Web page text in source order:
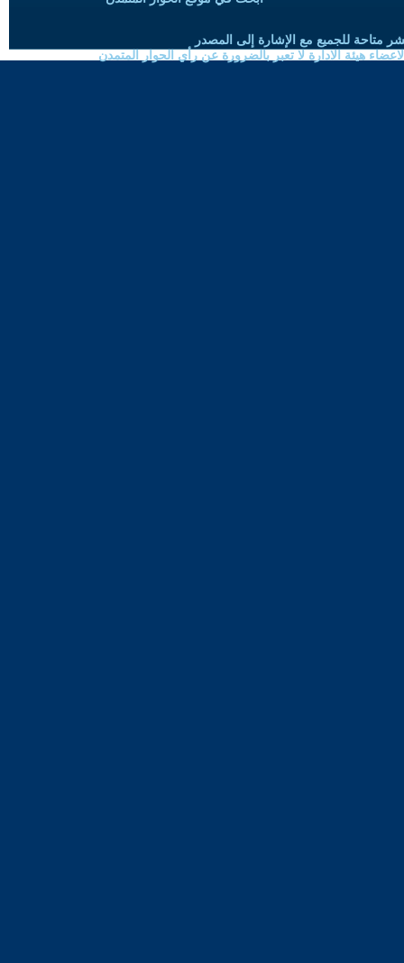
متاحة للجميع مع الإشارة إلى المصدر
هيئة الادارة لا تعبر بالضرورة عن رأي الحوار المتمدن